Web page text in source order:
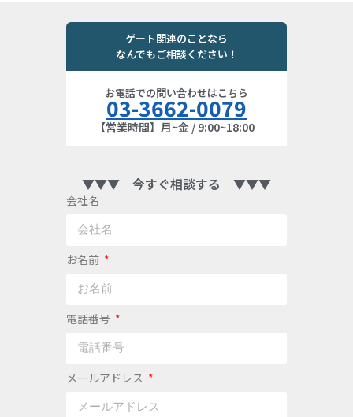
ゲート関連のことなら
なんでもご相談ください！
お電話での問い合わせはこちら
03-3662-0079
【営業時間】月~金 / 9:00~18:00
▼▼▼ 今すぐ相談する ▼▼▼
会社名
お名前
電話番号
メールアドレス